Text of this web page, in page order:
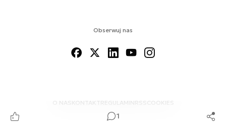
1
Obserwuj nas
O NAS KONTAKTREGULAMINRSS COOKIES